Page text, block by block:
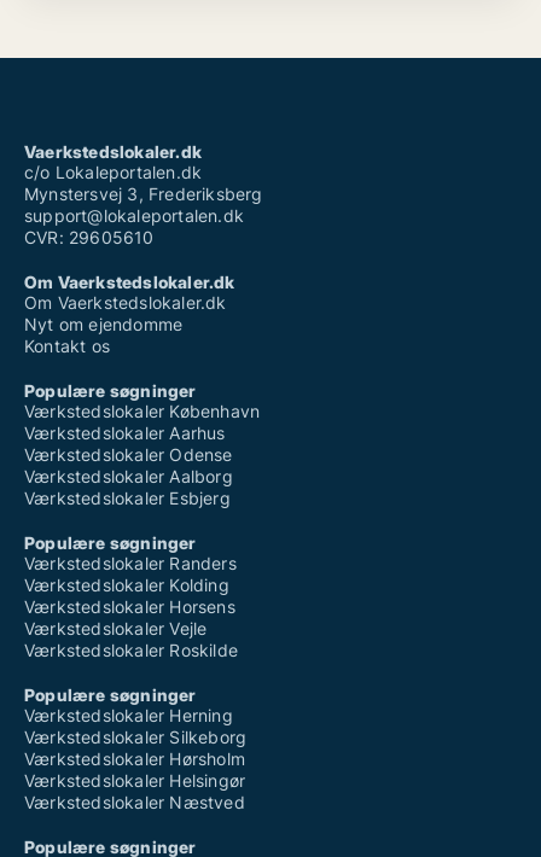
Vaerkstedslokaler.dk
c/o Lokaleportalen.dk
Mynstersvej 3, Frederiksberg
support@lokaleportalen.dk
CVR: 29605610
Om Vaerkstedslokaler.dk
Om Vaerkstedslokaler.dk
Nyt om ejendomme
Kontakt os
Populære søgninger
Værkstedslokaler København
Værkstedslokaler Aarhus
Værkstedslokaler Odense
Værkstedslokaler Aalborg
Værkstedslokaler Esbjerg
Populære søgninger
Værkstedslokaler Randers
Værkstedslokaler Kolding
Værkstedslokaler Horsens
Værkstedslokaler Vejle
Værkstedslokaler Roskilde
Populære søgninger
Værkstedslokaler Herning
Værkstedslokaler Silkeborg
Værkstedslokaler Hørsholm
Værkstedslokaler Helsingør
Værkstedslokaler Næstved
Populære søgninger